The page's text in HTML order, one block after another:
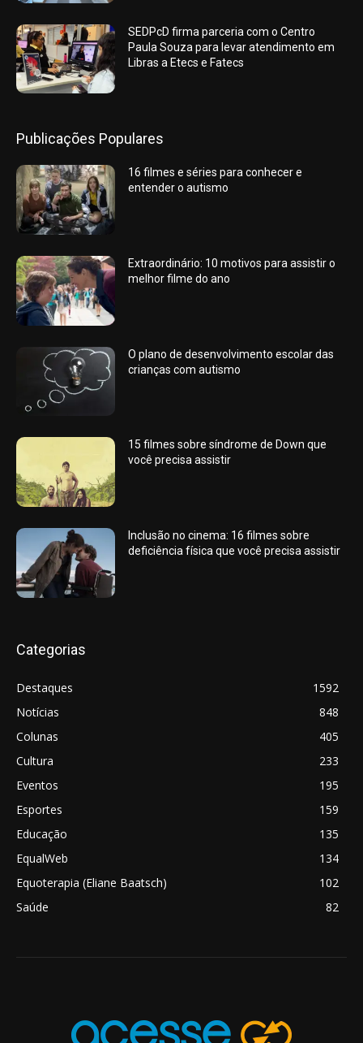
SEDPcD firma parceria com o Centro
Paula Souza para levar atendimento em
Libras a Etecs e Fatecs
Publicações Populares
16 filmes e séries para conhecer e
entender o autismo
Extraordinário: 10 motivos para assistir o
melhor filme do ano
O plano de desenvolvimento escolar das
crianças com autismo
15 filmes sobre síndrome de Down que
você precisa assistir
Inclusão no cinema: 16 filmes sobre
deficiência física que você precisa assistir
Categorias
Destaques
1592
Notícias
848
Colunas
405
Cultura
233
Eventos
195
Esportes
159
Educação
135
EqualWeb
134
Equoterapia (Eliane Baatsch)
102
Saúde
82